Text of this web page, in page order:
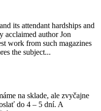
its attendant hardships and
acclaimed author Jon
work from such magazines
the subject...
na sklade, ale zvyčajne
do 4 – 5 dní. A